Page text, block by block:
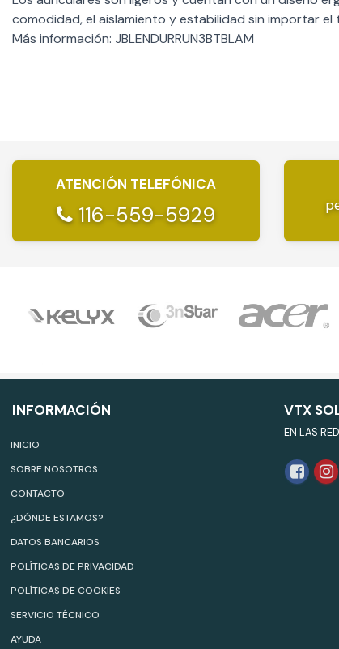
comodidad, el aislamiento y estabilidad sin importar
Más información: JBLENDURRUN3BTBLAM
ATENCIÓN TELEFÓNICA
116-559-5929
INFORMACIÓN
INICIO
SOBRE NOSOTROS
CONTACTO
¿DÓNDE ESTAMOS?
DATOS BANCARIOS
POLÍTICAS DE PRIVACIDAD
POLÍTICAS DE COOKIES
SERVICIO TÉCNICO
AYUDA
VTX
EN LAS